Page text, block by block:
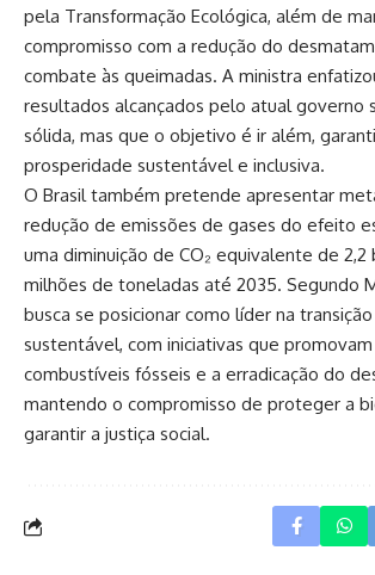
pela Transformação Ecológica, além de
compromisso com a redução do
combate às queimadas. A ministra
resultados alcançados pelo atual governo
sólida, mas que o objetivo é ir além,
prosperidade sustentável e inclusiva.
O Brasil também pretende apresentar
redução de emissões de gases do efeito
uma diminuição de CO₂ equivalente de
milhões de toneladas até 2035. Segundo
busca se posicionar como líder na
sustentável, com iniciativas que
combustíveis fósseis e a erradicação do
mantendo o compromisso de proteger a
garantir a justiça social.